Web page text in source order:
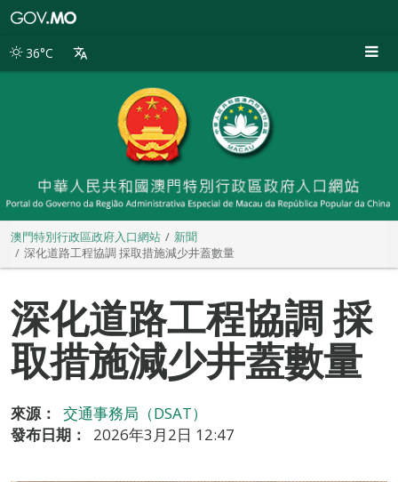
別
36°C
澳門特別行政區政府入口網站
新聞
深化道路工程協調 採取措施減少井蓋數量
深化道路工程協調 採
取措施減少井蓋數量
來源：
交通事務局（DSAT）
發布日期：
2026年3月2日 12:47